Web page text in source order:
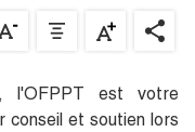
l'OFPPT est votre
et soutien lors